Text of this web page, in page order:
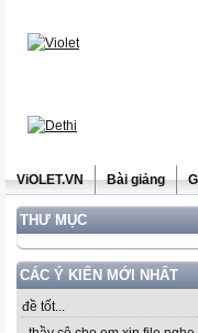
ViOLET.VN Bài giảng
THƯ MỤC
CÁC Ý KIẾN MỚI NHẤT
đề tốt...